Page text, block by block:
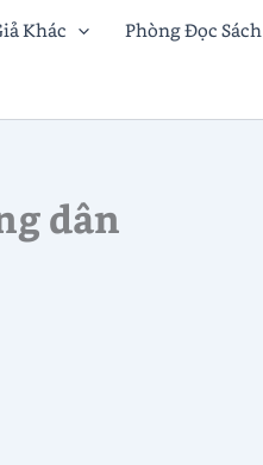
Khác Phòng Đọc Sách
dân